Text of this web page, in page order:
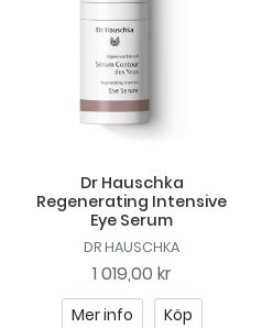
Dr Hauschka
Regenerating Intensive
Eye Serum
DR HAUSCHKA
1 019,00 kr
Mer info Köp